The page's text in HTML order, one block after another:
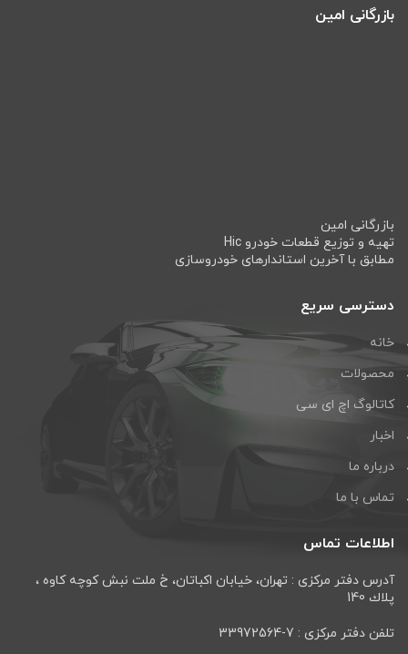
بازرگانی امین
بازرگانی امین
تهیه و توزیع قطعات خودرو Hic
مطابق با آخرین استاندارهای خودروسازی
دسترسی سریع
خانه
محصولات
کاتالوگ اچ ای سی
اخبار
درباره ما
تماس با ما
اطلاعات تماس
آدرس دفتر مرکزی : تهران، خيابان اكباتان، خ ملت نبش كوچه كاوه ،
پلاك 140
تلفن دفتر مرکزی : 7-33972564